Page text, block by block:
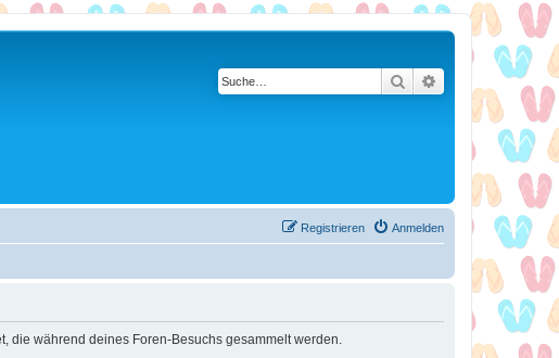
Suche Erweiterte Suche
Anmelden
Registrieren
die während deines Foren-Besuchs gesammelt werden.